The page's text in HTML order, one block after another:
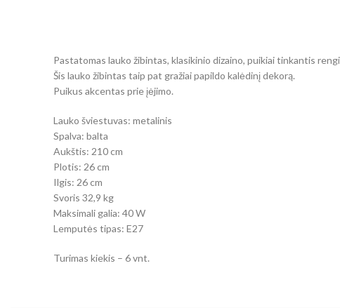
Pastatomas lauko žibintas, klasikinio dizaino, puikiai tinkantis
Šis lauko žibintas taip pat gražiai papildo kalėdinį dekorą.
Puikus akcentas prie įėjimo.
Lauko šviestuvas: metalinis
Spalva: balta
Aukštis: 210 cm
Plotis: 26 cm
Ilgis: 26 cm
Svoris 32,9 kg
Maksimali galia: 40 W
Lemputės tipas: E27
Turimas kiekis – 6 vnt.